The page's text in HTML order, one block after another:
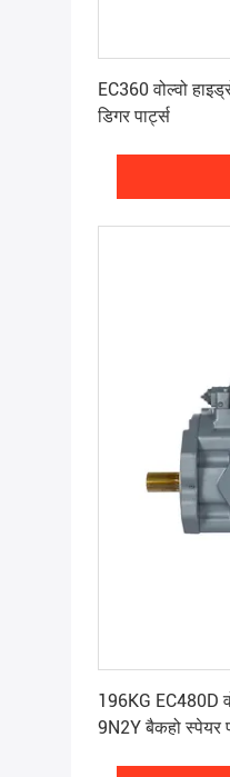
EC360 वोल्वो
डिगर पार्ट्स
196KG EC480D
9N2Y बैकहो स्पेयर